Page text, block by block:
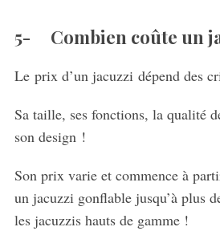
5- Combien coûte un
Le prix d’un jacuzzi dépend des
Sa taille, ses fonctions, la qualité
son design !
Son prix varie et commence à
un jacuzzi gonflable jusqu’à plus
les jacuzzis hauts de gamme !